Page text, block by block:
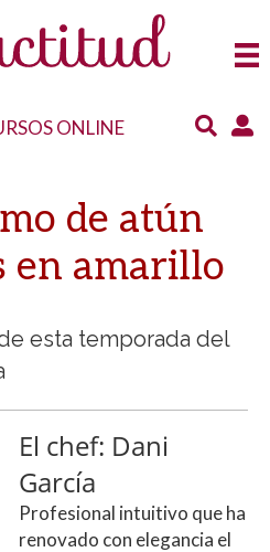
ONLINE
de atún
en amarillo
esta temporada del
El chef: Dani
García
Profesional intuitivo que ha
renovado con elegancia el